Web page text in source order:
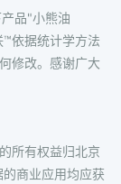
品"小熊油
依据统计学方法
修改。感谢广大
所有权益归北京
商业应用均应获